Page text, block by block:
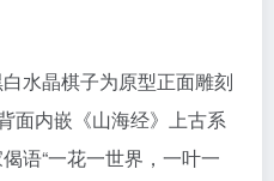
水晶棋子为原型正面雕刻
面内嵌《山海经》上古系
语“一花一世界，一叶一